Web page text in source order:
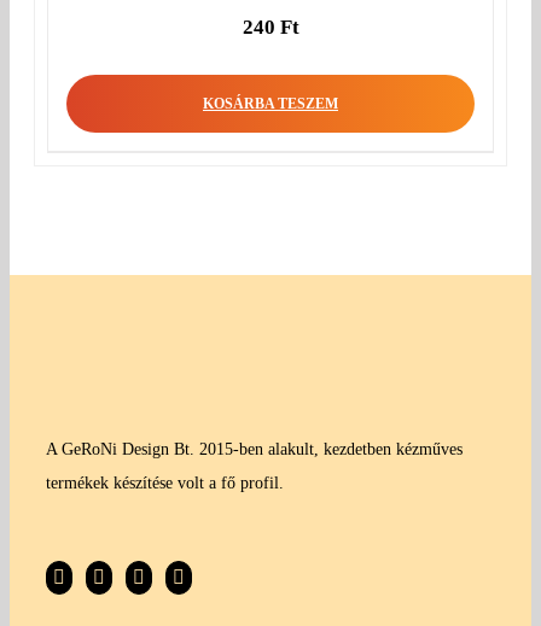
240 Ft
KOSÁRBA TESZEM
A GeRoNi Design Bt. 2015-ben alakult, kezdetben kézműves
termékek készítése volt a fő profil.